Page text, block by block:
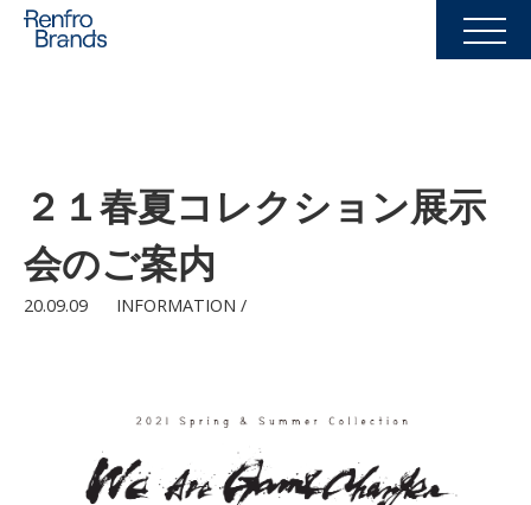
２１春夏コレクション展示
会のご案内
20.09.09 INFORMATION /